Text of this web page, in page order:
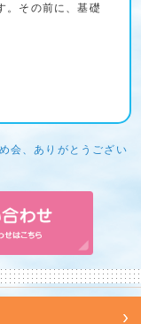
。その前に、基礎
会、ありがとうござい